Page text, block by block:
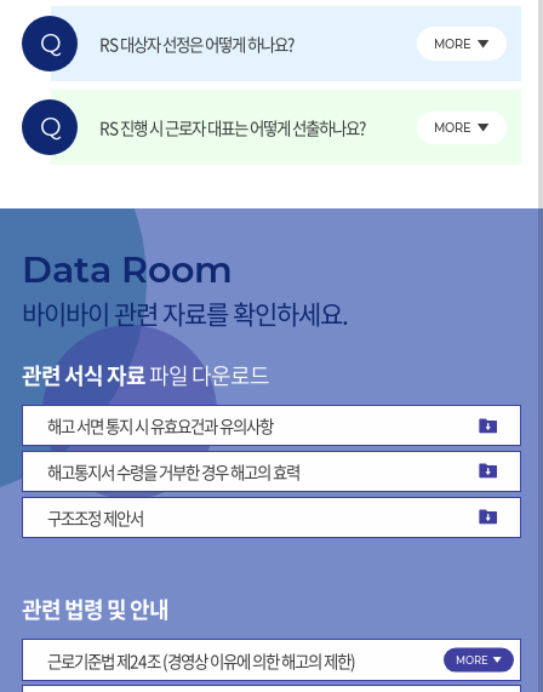
Q RS 대상자 선정은 어떻게 하나요? MORE
Q RS 진행 시 근로자 대표는 어떻게 선출하나요? MORE
Data Room
바이바이 관련 자료를 확인하세요.
관련 서식 자료파일 다운로드
해고 서면 통지 시 유효요건과 유의사항
해고통지서 수령을 거부한 경우 해고의 효력
구조조정 제안서
관련 법령 및 안내
근로기준법 제24조 (경영상 이유에 의한 해고의 제한) MORE